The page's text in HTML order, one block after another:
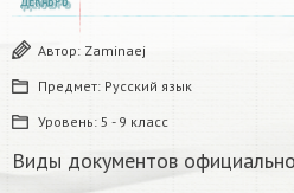
Автор: Zaminaej
Предмет: Русский язык
Уровень: 5 - 9 класс
Виды документов